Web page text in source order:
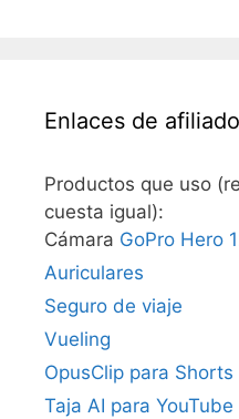
Enlaces de
Productos que uso
cuesta igual):
Cámara GoPro Hero
Auriculares
Seguro de viaje
Vueling
OpusClip para Shorts
Taja AI para YouTube